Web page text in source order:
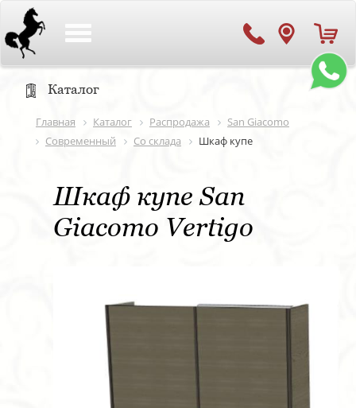
Каталог
Главная Каталог Распродажа
San Giacomo
Современный
Со склада Шкаф купе
Шкаф купе San
Giacomo Vertigo